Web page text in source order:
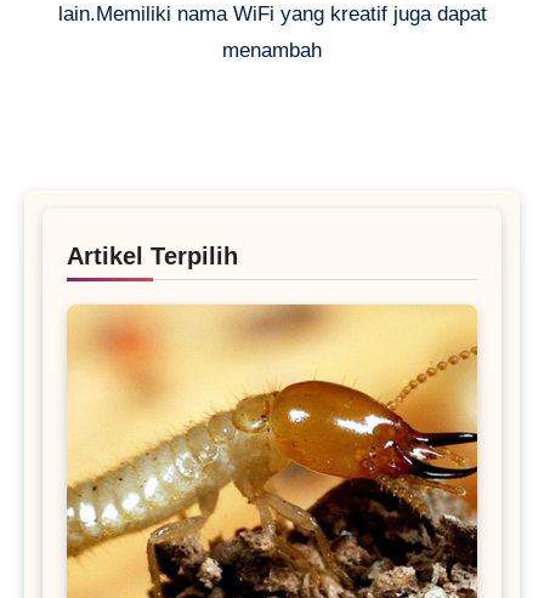
lain.Memiliki nama WiFi yang kreatif juga dapat
menambah
Artikel Terpilih